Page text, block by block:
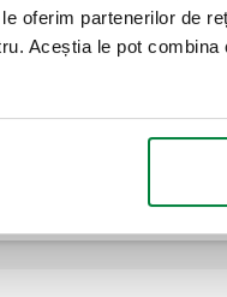
oferim partenerilor de
Aceștia le pot